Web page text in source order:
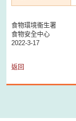
食物環境衞生署
食物安全中心
2022-3-17
返回